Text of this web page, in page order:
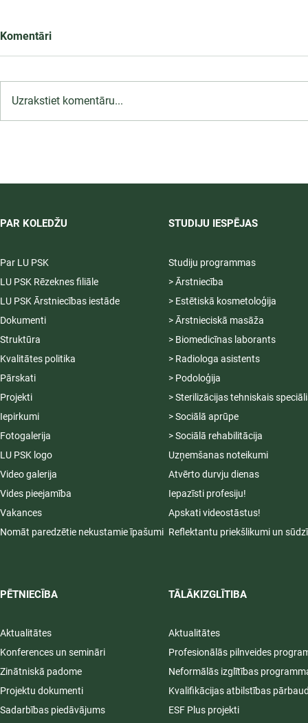
Komentāri
Uzrakstiet komentāru...
PAR KOLEDŽU
Par LU PSK
LU PSK Rēzeknes filiāle
LU PSK Ārstniecības iestāde
Dokumenti
Struktūra
Kvalitātes politika
Pārskati
Projekti
Iepirkumi
Fotogalerija
LU PSK logo
Video galerija
Vides pieejamība
Vakances
Nomāt paredzētie nekustamie īpašumi
PĒTNIECĪBA
Aktualitātes
Konferences un semināri
Zinātniskā padome
Projektu dokumenti
Sadarbības piedāvājums
STUDIJU IESPĒJAS
Studiju programmas
> Ārstniecība
> Estētiskā kosmetoloģija
> Ārstnieciskā masāža
> Biomedicīnas laborants
> Radiologa asistents
> Podoloģija
> Sterilizācijas tehniskais
> Sociālā aprūpe
> Sociālā rehabilitācija
Uzņemšanas noteikumi
Atvērto durvju dienas
Iepazīsti profesiju!
Apskati videostāstus!
Reflektantu priekšlikumi un
TĀLĀKIZGLĪTIBA
Aktualitātes
Profesionālās pilnveides
Neformālās izglītības
Kvalifikācijas atbilstības
ESF Plus projekti